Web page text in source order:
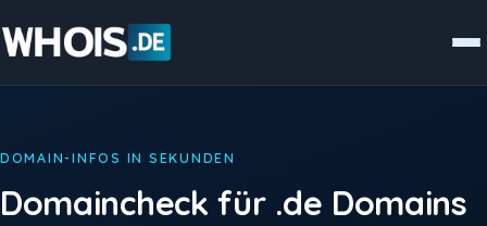
DOMAIN-INFOS IN SEKUNDEN
Domaincheck für .de Domains